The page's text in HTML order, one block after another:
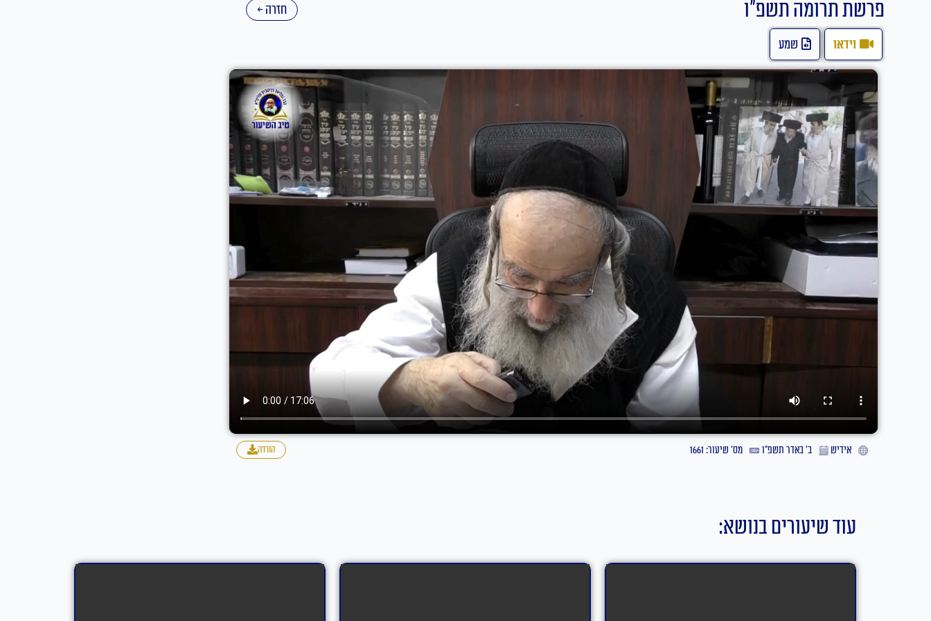
פרשת תרומה תשפ"ו חזרה ←
וידאו שמע
אידיש ב׳ באדר תשפ״ו מס' שיעור: 1661 הורדה
עוד שיעורים בנושא: